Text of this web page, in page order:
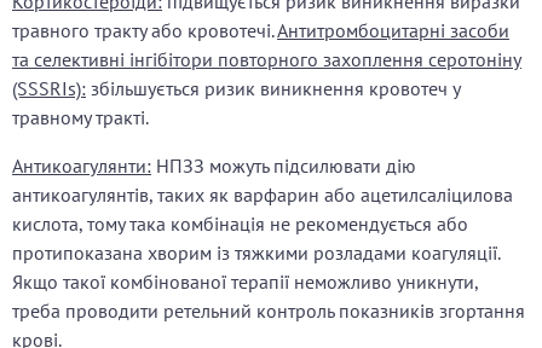
травного тракту або кровотечі.Антитромбоцитарні засоби
та селективні інгібітори повторного захоплення серотоніну
(SSSRIs): збільшується ризик виникнення кровотеч у
травному тракті.
Антикоагулянти: НПЗЗ можуть підсилювати дію
антикоагулянтів, таких як варфарин або ацетилсаліцилова
кислота, тому така комбінація не рекомендується або
протипоказана хворим із тяжкими розладами коагуляції.
Якщо такої комбінованої терапії неможливо уникнути,
треба проводити ретельний контроль показників згортання
крові.